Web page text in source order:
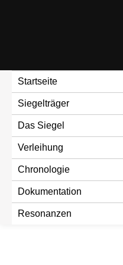
Startseite
Siegelträger
Das Siegel
Verleihung
Chronologie
Dokumentation
Resonanzen